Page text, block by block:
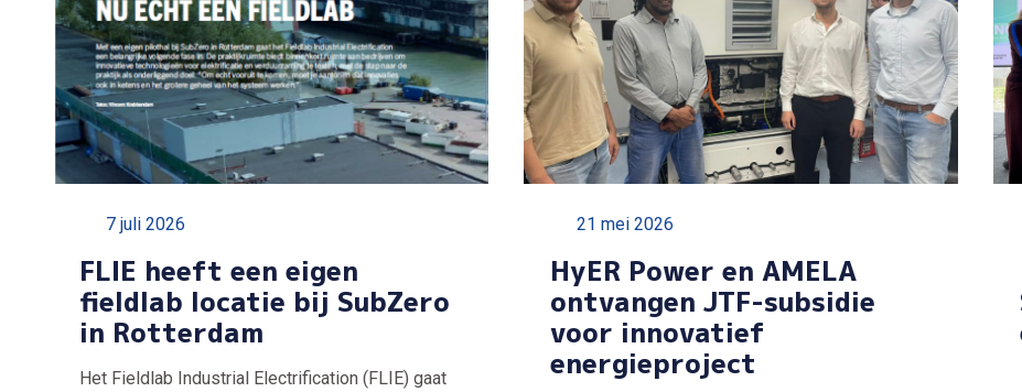
7 juli 2026
FLIE heeft een eigen
fieldlab locatie bij SubZero
in Rotterdam
Het Fieldlab Industrial Electrification (FLIE) gaat
21 mei 2026
HyER Power en AMELA
ontvangen JTF-subsidie
voor innovatief
energieproject